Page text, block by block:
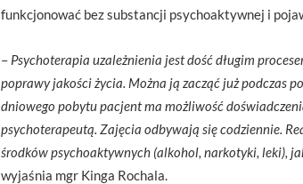
funkcjonować bez substancji psychoaktywnej i
– Psychoterapia uzależnienia jest dość długim
poprawy jakości życia. Można ją zacząć już podczas
dniowego pobytu pacjent ma możliwość
psychoterapeutą. Zajęcia odbywają się codziennie.
środków psychoaktywnych (alkohol, narkotyki, leki),
wyjaśnia mgr Kinga Rochala.